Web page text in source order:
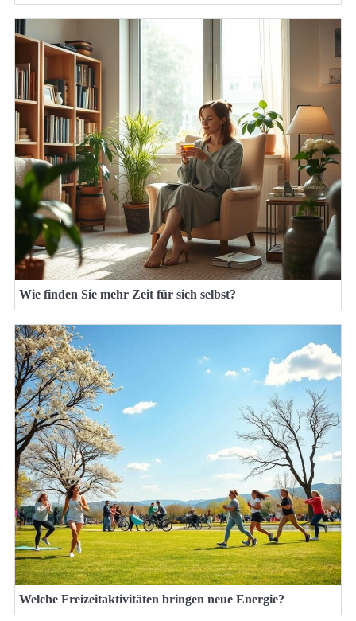
Wie finden Sie mehr Zeit für sich selbst?
Welche Freizeitaktivitäten bringen neue Energie?